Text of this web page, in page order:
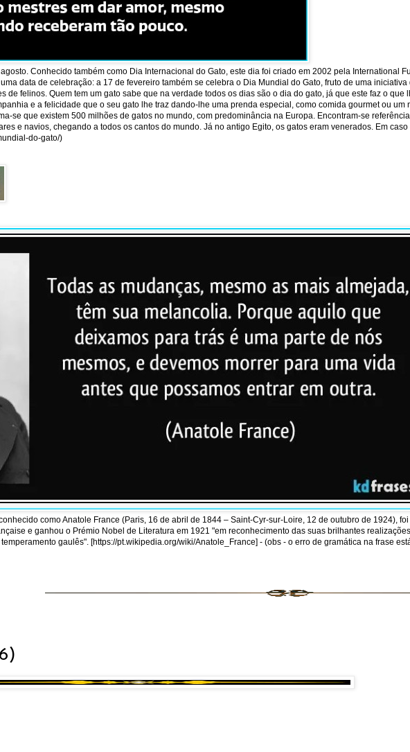
Conhecido também como Dia Internacional do Gato, este dia foi criado em 2002 pela International
data de celebração: a 17 de fevereiro também se celebra o Dia Mundial do Gato, fruto de uma
de felinos. Quem tem um gato sabe que na verdade todos os dias são o dia do gato, já que este faz o
e a felicidade que o seu gato lhe traz dando-lhe uma prenda especial, como comida gourmet ou
se que existem 500 milhões de gatos no mundo, com predominância na Europa. Encontram-se
e navios, chegando a todos os cantos do mundo. Já no antigo Egito, os gatos eram venerados. Em
do-gato/)
como Anatole France (Paris, 16 de abril de 1844 – Saint-Cyr-sur-Loire, 12 de outubro de 1924),
e ganhou o Prémio Nobel de Literatura em 1921 "em reconhecimento das suas brilhantes
gaulês". [https://pt.wikipedia.org/wiki/Anatole_France] - (obs - o erro de gramática na frase